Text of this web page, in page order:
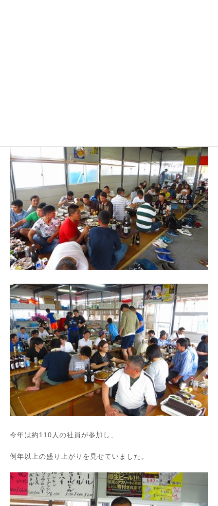
今年は約110人の社員が参加し、
例年以上の盛り上がりを見せていました。